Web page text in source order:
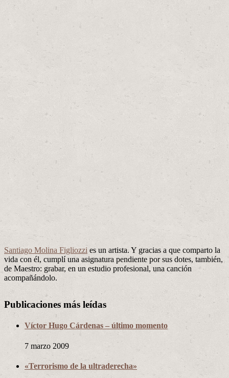
Santiago Molina Figliozzi es un artista. Y gracias a que comparto la
vida con él, cumplí una asignatura pendiente por sus dotes, también,
de Maestro: grabar, en un estudio profesional, una canción
acompañándolo.
Publicaciones más leídas
Víctor Hugo Cárdenas – último momento
7 marzo 2009
«Terrorismo de la ultraderecha»